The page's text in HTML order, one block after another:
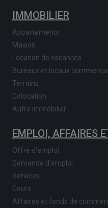
IMMOBILIER
Appartements
Maison
Location de vacances
Bureaux et locaux
Terrains
Colocation
Autre immobilier
EMPLOI, AFFAIRES
Offre d'emploi
Demande d'emploi
Services
Cours
Affaires et fonds de